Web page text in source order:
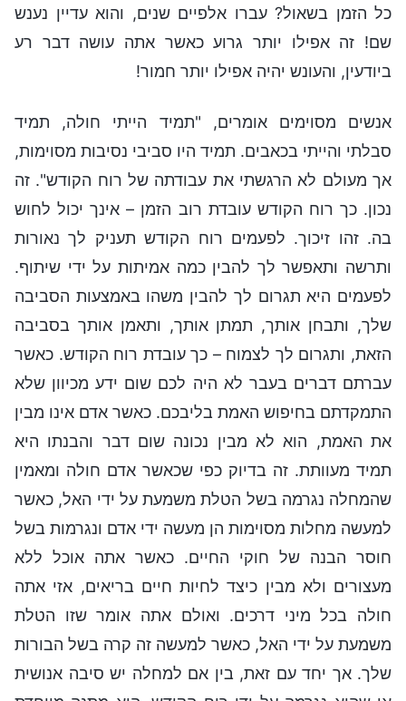
כל הזמן בשאול? עברו אלפיים שנים, והוא עדיין נענש
שם! זה אפילו יותר גרוע כאשר אתה עושה דבר רע
ביודעין, והעונש יהיה אפילו יותר חמור!
אנשים מסוימים אומרים, "תמיד הייתי חולה, תמיד
סבלתי והייתי בכאבים. תמיד היו סביבי נסיבות מסוימות,
אך מעולם לא הרגשתי את עבודתה של רוח הקודש". זה
נכון. כך רוח הקודש עובדת רוב הזמן – אינך יכול לחוש
בה. זהו זיכוך. לפעמים רוח הקודש תעניק לך נאורות
ותרשה ותאפשר לך להבין כמה אמיתות על ידי שיתוף.
לפעמים היא תגרום לך להבין משהו באמצעות הסביבה
שלך, ותבחן אותך, תמתן אותך, ותאמן אותך בסביבה
הזאת, ותגרום לך לצמוח – כך עובדת רוח הקודש. כאשר
עברתם דברים בעבר לא היה לכם שום ידע מכיוון שלא
התמקדתם בחיפוש האמת בליבכם. כאשר אדם אינו מבין
את האמת, הוא לא מבין נכונה שום דבר והבנתו היא
תמיד מעוותת. זה בדיוק כפי שכאשר אדם חולה ומאמין
שהמחלה נגרמה בשל הטלת משמעת על ידי האל, כאשר
למעשה מחלות מסוימות הן מעשה ידי אדם ונגרמות בשל
חוסר הבנה של חוקי החיים. כאשר אתה אוכל ללא
מעצורים ולא מבין כיצד לחיות חיים בריאים, אזי אתה
חולה בכל מיני דרכים. ואולם אתה אומר שזו הטלת
משמעת על ידי האל, כאשר למעשה זה קרה בשל הבורות
שלך. אך יחד עם זאת, בין אם למחלה יש סיבה אנושית